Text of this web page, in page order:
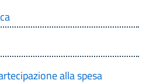
alla spesa